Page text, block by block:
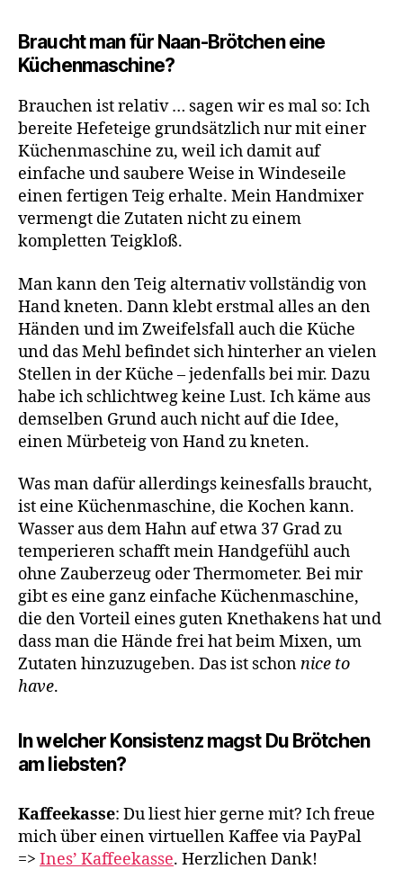
Braucht man für Naan-Brötchen eine
Küchenmaschine?
Brauchen ist relativ … sagen wir es mal so: Ich
bereite Hefeteige grundsätzlich nur mit einer
Küchenmaschine zu, weil ich damit auf
einfache und saubere Weise in Windeseile
einen fertigen Teig erhalte. Mein Handmixer
vermengt die Zutaten nicht zu einem
kompletten Teigkloß.
Man kann den Teig alternativ vollständig von
Hand kneten. Dann klebt erstmal alles an den
Händen und im Zweifelsfall auch die Küche
und das Mehl befindet sich hinterher an vielen
Stellen in der Küche – jedenfalls bei mir. Dazu
habe ich schlichtweg keine Lust. Ich käme aus
demselben Grund auch nicht auf die Idee,
einen Mürbeteig von Hand zu kneten.
Was man dafür allerdings keinesfalls braucht,
ist eine Küchenmaschine, die Kochen kann.
Wasser aus dem Hahn auf etwa 37 Grad zu
temperieren schafft mein Handgefühl auch
ohne Zauberzeug oder Thermometer. Bei mir
gibt es eine ganz einfache Küchenmaschine,
die den Vorteil eines guten Knethakens hat und
dass man die Hände frei hat beim Mixen, um
Zutaten hinzuzugeben. Das ist schonnice to
have.
In welcher Konsistenz magst Du Brötchen
am liebsten?
Kaffeekasse: Du liest hier gerne mit? Ich freue
mich über einen virtuellen Kaffee via PayPal
=> Ines’ Kaffeekasse. Herzlichen Dank!